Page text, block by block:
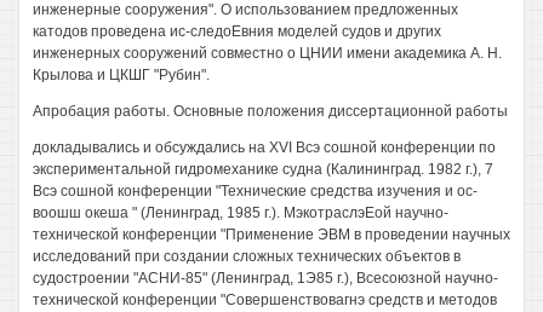
инженерные сооружения". О использованием предложенных
катодов проведена ис-следоЕвния моделей судов и других
инженерных сооружений совместно о ЦНИИ имени академика А. Н.
Крылова и ЦКШГ "Рубин".
Апробация работы. Основные положения диссертационной работы
докладывались и обсуждались на XVI Всэ сошной конференции по
экспериментальной гидромеханике судна (Калининград. 1982 г.), 7
Всэ сошной конференции "Технические средства изучения и ос-
воошш океша " (Ленинград, 1985 г.). МэкотраслэЕой научно-
технической конференции "Применение ЭВМ в проведении научных
исследований при создании сложных технических объектов в
судостроении "АСНИ-85" (Ленинград, 1Э85 г.), Всесоюзной научно-
технической конференции "Совершенствовагнэ средств и методов